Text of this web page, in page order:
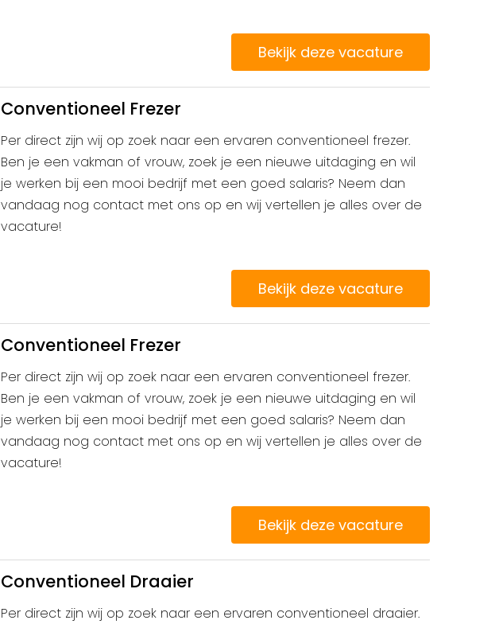
Bekijk deze vacature
Conventioneel Frezer
Per direct zijn wij op zoek naar een ervaren conventioneel frezer.
Ben je een vakman of vrouw, zoek je een nieuwe uitdaging en wil
je werken bij een mooi bedrijf met een goed salaris? Neem dan
vandaag nog contact met ons op en wij vertellen je alles over de
vacature!
Bekijk deze vacature
Conventioneel Frezer
Per direct zijn wij op zoek naar een ervaren conventioneel frezer.
Ben je een vakman of vrouw, zoek je een nieuwe uitdaging en wil
je werken bij een mooi bedrijf met een goed salaris? Neem dan
vandaag nog contact met ons op en wij vertellen je alles over de
vacature!
Bekijk deze vacature
Conventioneel Draaier
Per direct zijn wij op zoek naar een ervaren conventioneel draaier.